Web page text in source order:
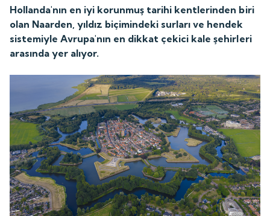
Hollanda'nın en iyi korunmuş tarihi kentlerinden biri
olan Naarden, yıldız biçimindeki surları ve hendek
sistemiyle Avrupa'nın en dikkat çekici kale şehirleri
arasında yer alıyor.